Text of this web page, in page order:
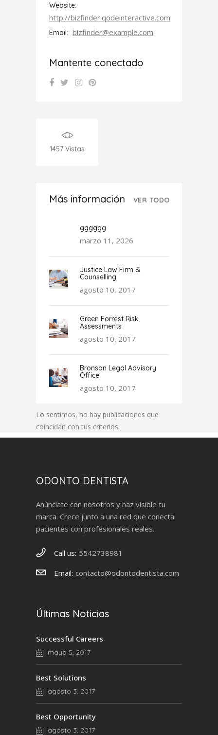
Website:
http://bizfinder.qodeinteractive.com
Email: bizfinder@example.com
Mantente conectado
1457 Vistas
Más información VER TODO
gggggg
marzo 11, 2026
Justice Law Firm &
Counselling
agosto 10, 2017
Green Forrest Risk
Assessments
agosto 10, 2017
Bronson Legal Advisory
Office
agosto 10, 2017
Lo sentimos, no hay publicaciones que
coincidan con tus criterios.
ODONTO DENTISTA
Anúnciate con nosotros y haz visible tu
marca. Crece junto a una red que conecta
pacientes con profesionales reales.
Call us: 5542738981
Email: contacto@odontodentista.com
Últimas Noticias
Successful Careers
mayo 5, 2017
Best Solutions
agosto 3, 2017
Best Opportunity
agosto 3, 2017